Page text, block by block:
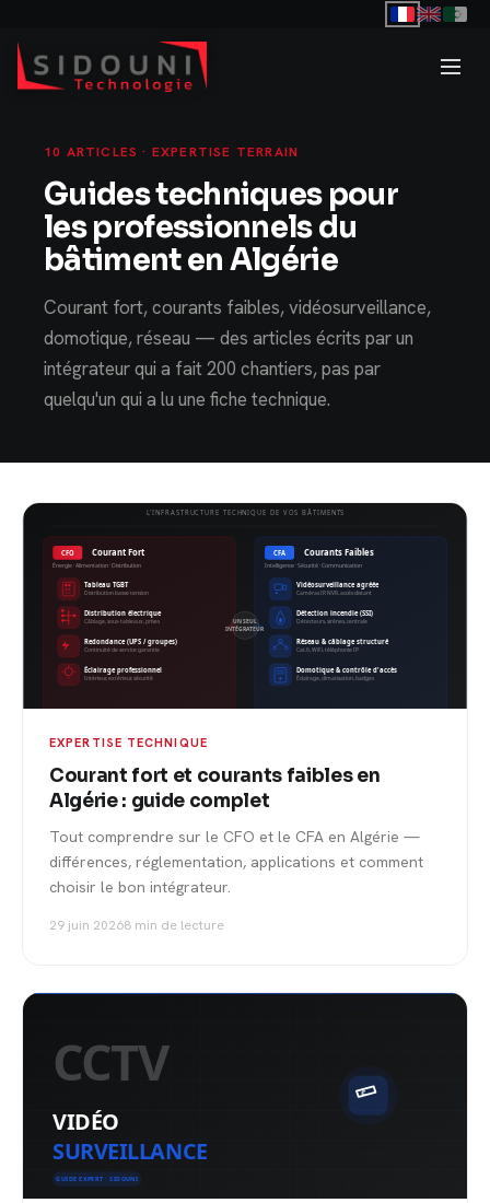
10 ARTICLES · EXPERTISE TERRAIN
Guides techniques pour
les professionnels du
bâtiment en Algérie
Courant fort, courants faibles, vidéosurveillance,
domotique, réseau — des articles écrits par un
intégrateur qui a fait 200 chantiers, pas par
quelqu'un qui a lu une fiche technique.
EXPERTISE TECHNIQUE
Courant fort et courants faibles en
Algérie : guide complet
Tout comprendre sur le CFO et le CFA en Algérie —
différences, réglementation, applications et comment
choisir le bon intégrateur.
29 juin 20268 min de lecture